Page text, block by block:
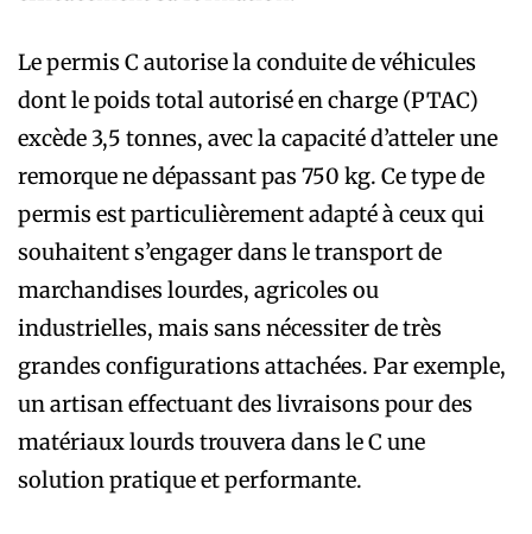
Le permis C autorise la conduite de véhicules
dont le poids total autorisé en charge (PTAC)
excède 3,5 tonnes, avec la capacité d’atteler une
remorque ne dépassant pas 750 kg. Ce type de
permis est particulièrement adapté à ceux qui
souhaitent s’engager dans le transport de
marchandises lourdes, agricoles ou
industrielles, mais sans nécessiter de très
grandes configurations attachées. Par exemple,
un artisan effectuant des livraisons pour des
matériaux lourds trouvera dans le C une
solution pratique et performante.